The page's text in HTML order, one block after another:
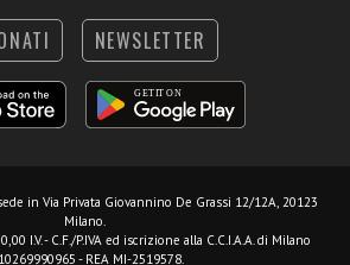
NEWSLETTER
in Via Privata Giovannino De Grassi 12/12A, 20123
Milano.
I.V. - C.F./P.IVA ed iscrizione alla C.C.I.A.A. di Milano
- REA MI-2519578.